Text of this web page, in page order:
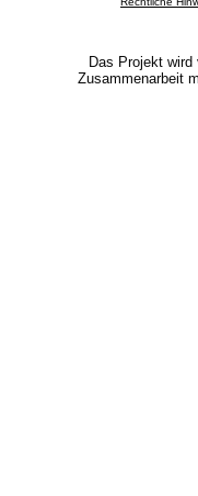
Das Projekt
Zusammenarbeit